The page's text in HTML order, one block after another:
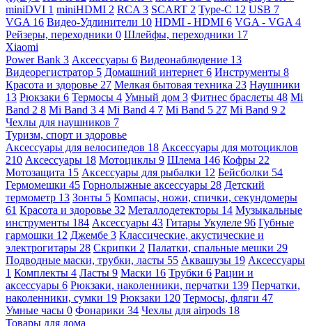
miniDVI 1 miniHDMI 2 RCA 3 SCART 2 Type-C 12 USB 7
VGA 16 Видео-Удлинители 10 HDMI - HDMI 6 VGA - VGA 4
Рейзеры, переходники 0 Шлейфы, переходники 17
Xiaomi
Power Bank 3 Аксессуары 6 Видеонаблюдение 13
Видеорегистратор 5 Домашний интернет 6 Инструменты 8
Красота и здоровье 27 Мелкая бытовая техника 23 Наушники
13 Рюкзаки 6 Термосы 4 Умный дом 3 Фитнес браслеты 48 Mi
Band 2 8 Mi Band 3 4 Mi Band 4 7 Mi Band 5 27 Mi Band 9 2
Чехлы для наушников 7
Туризм, спорт и здоровье
Аксессуары для велосипедов 18 Аксессуары для мотоциклов
210 Аксессуары 18 Мотоциклы 9 Шлема 146 Кофры 22
Мотозащита 15 Аксессуары для рыбалки 12 Бейсболки 54
Гермомешки 45 Горнолыжные аксессуары 28 Детский
термометр 13 Зонты 5 Компасы, ножи, спички, секундомеры
61 Красота и здоровье 32 Металлодетекторы 14 Музыкальные
инструменты 184 Аксессуары 43 Гитары Укулеле 96 Губные
гармошки 12 Джембе 3 Классические, акустические и
электрогитары 28 Скрипки 2 Палатки, спальные мешки 29
Подводные маски, трубки, ласты 55 Аквашузы 19 Аксессуары
1 Комплекты 4 Ласты 9 Маски 16 Трубки 6 Рации и
аксессуары 6 Рюкзаки, наколенники, перчатки 139 Перчатки,
наколенники, сумки 19 Рюкзаки 120 Термосы, фляги 47
Умные часы 0 Фонарики 34 Чехлы для airpods 18
Товары для дома